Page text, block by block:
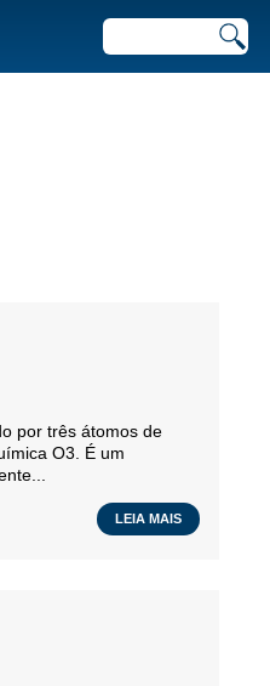
por três átomos de
O3. É um
LEIA MAIS